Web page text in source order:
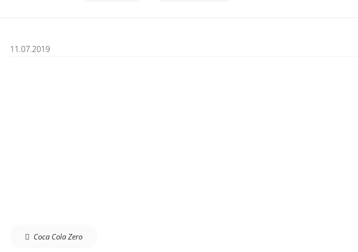
11.07.2019
Beitragsnavigation
Coca Cola Zero